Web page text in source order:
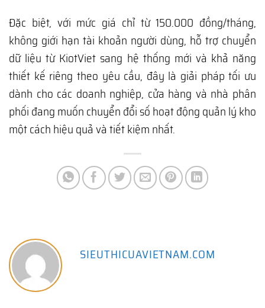
Đặc biệt, với mức giá chỉ từ 150.000 đồng/tháng,
không giới hạn tài khoản người dùng, hỗ trợ chuyển
dữ liệu từ KiotViet sang hệ thống mới và khả năng
thiết kế riêng theo yêu cầu, đây là giải pháp tối ưu
dành cho các doanh nghiệp, cửa hàng và nhà phân
phối đang muốn chuyển đổi số hoạt động quản lý kho
một cách hiệu quả và tiết kiệm nhất.
SIEUTHICUAVIETNAM.COM